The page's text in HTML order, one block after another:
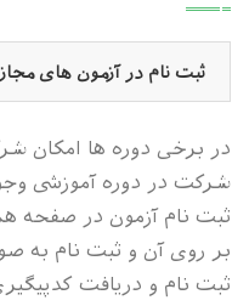
ثبت نام در آزمون های
در برخی دوره ها امکان
شرکت در دوره آموزشی
ثبت نام آزمون در صفحه
بر روی آن و ثبت نام به
ثبت نام و دریافت